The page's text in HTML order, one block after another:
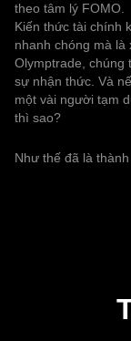
theo tâm lý FOMO.
Kiến thức tài chính
nhanh chóng mà
Olymptrade, chúng
sự nhận thức. Và
một vài người tạm
thì sao?
Như thế đã là